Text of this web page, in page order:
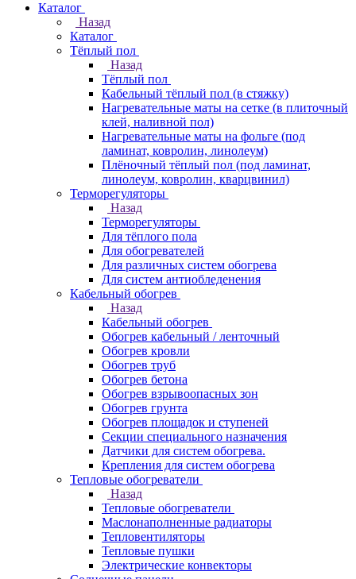
Каталог
Назад
Каталог
Тёплый пол
Назад
Тёплый пол
Кабельный тёплый пол (в стяжку)
Нагревательные маты на сетке (в плиточный
клей, наливной пол)
Нагревательные маты на фольге (под
ламинат, ковролин, линолеум)
Плёночный тёплый пол (под ламинат,
линолеум, ковролин, кварцвинил)
Терморегуляторы
Назад
Терморегуляторы
Для тёплого пола
Для обогревателей
Для различных систем обогрева
Для систем антиобледенения
Кабельный обогрев
Назад
Кабельный обогрев
Обогрев кабельный / ленточный
Обогрев кровли
Обогрев труб
Обогрев бетона
Обогрев взрывоопасных зон
Обогрев грунта
Обогрев площадок и ступеней
Секции специального назначения
Датчики для систем обогрева.
Крепления для систем обогрева
Тепловые обогреватели
Назад
Тепловые обогреватели
Маслонаполненные радиаторы
Тепловентиляторы
Тепловые пушки
Электрические конвекторы